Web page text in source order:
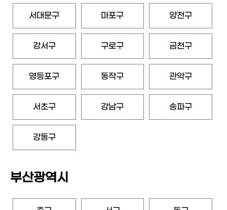
서대문구 마포구 양천구
강서구 구로구 금천구
영등포구 동작구 관악구
서초구 강남구 송파구
강동구
부산광역시